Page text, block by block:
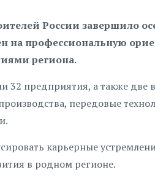
России завершило
на профессиональную
региона.
32 предприятия, а также две
передовые
карьерные
в родном регионе.